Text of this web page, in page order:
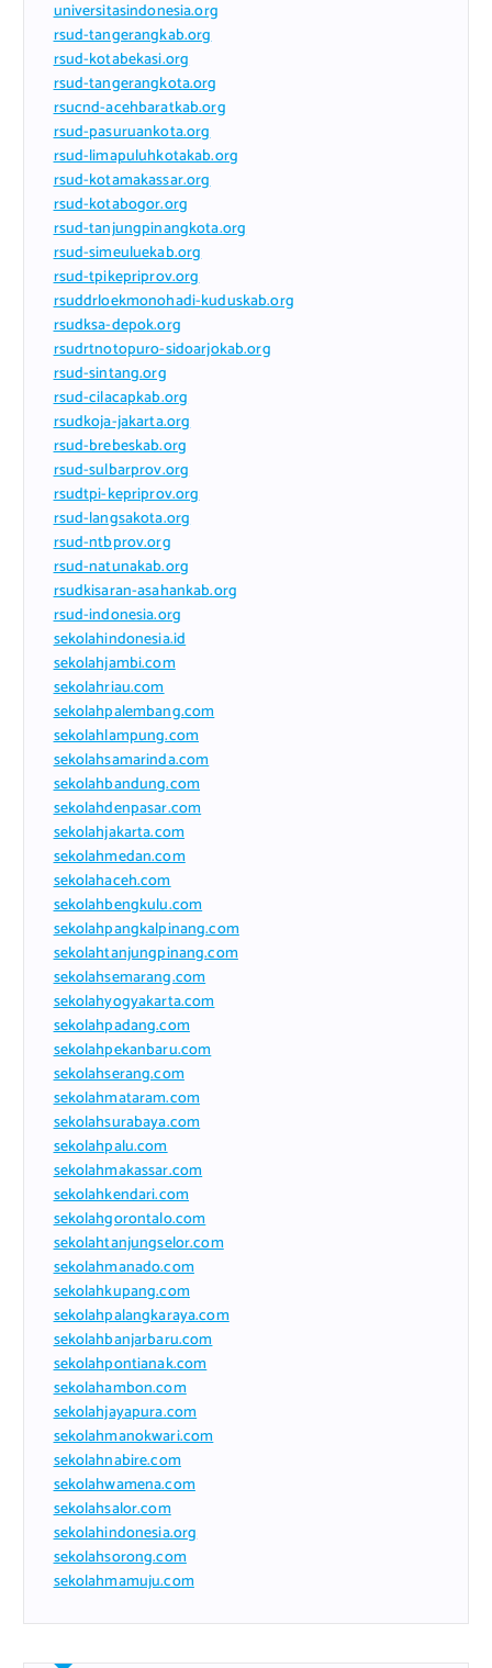
universitasindonesia.org
rsud-tangerangkab.org
rsud-kotabekasi.org
rsud-tangerangkota.org
rsucnd-acehbaratkab.org
rsud-pasuruankota.org
rsud-limapuluhkotakab.org
rsud-kotamakassar.org
rsud-kotabogor.org
rsud-tanjungpinangkota.org
rsud-simeuluekab.org
rsud-tpikepriprov.org
rsuddrloekmonohadi-kuduskab.org
rsudksa-depok.org
rsudrtnotopuro-sidoarjokab.org
rsud-sintang.org
rsud-cilacapkab.org
rsudkoja-jakarta.org
rsud-brebeskab.org
rsud-sulbarprov.org
rsudtpi-kepriprov.org
rsud-langsakota.org
rsud-ntbprov.org
rsud-natunakab.org
rsudkisaran-asahankab.org
rsud-indonesia.org
sekolahindonesia.id
sekolahjambi.com
sekolahriau.com
sekolahpalembang.com
sekolahlampung.com
sekolahsamarinda.com
sekolahbandung.com
sekolahdenpasar.com
sekolahjakarta.com
sekolahmedan.com
sekolahaceh.com
sekolahbengkulu.com
sekolahpangkalpinang.com
sekolahtanjungpinang.com
sekolahsemarang.com
sekolahyogyakarta.com
sekolahpadang.com
sekolahpekanbaru.com
sekolahserang.com
sekolahmataram.com
sekolahsurabaya.com
sekolahpalu.com
sekolahmakassar.com
sekolahkendari.com
sekolahgorontalo.com
sekolahtanjungselor.com
sekolahmanado.com
sekolahkupang.com
sekolahpalangkaraya.com
sekolahbanjarbaru.com
sekolahpontianak.com
sekolahambon.com
sekolahjayapura.com
sekolahmanokwari.com
sekolahnabire.com
sekolahwamena.com
sekolahsalor.com
sekolahindonesia.org
sekolahsorong.com
sekolahmamuju.com